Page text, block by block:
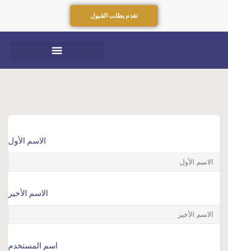
تقدم بطلب القبول
الاسم الأول
الاسم الأخير
اسم المستخدم